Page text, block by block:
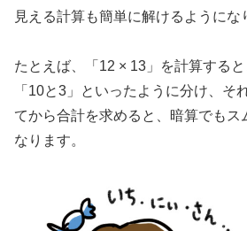
見える計算も簡単に解けるようにな
たとえば、「12 × 13」を計算すると
「10と3」といったように分け、そ
てから合計を求めると、暗算でもス
なります。